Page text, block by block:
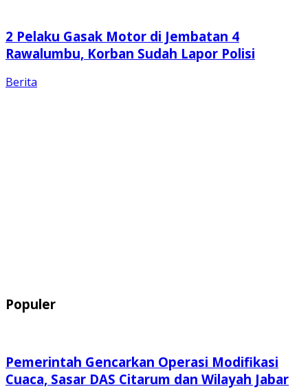
2 Pelaku Gasak Motor di Jembatan 4
Rawalumbu, Korban Sudah Lapor Polisi
Berita
Populer
Pemerintah Gencarkan Operasi Modifikasi
Cuaca, Sasar DAS Citarum dan Wilayah Jabar